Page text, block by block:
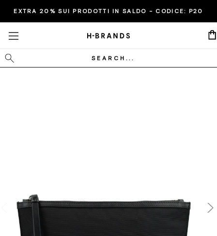
EXTRA 20% SUI PRODOTTI IN SALDO - CODICE: P20
Cerca